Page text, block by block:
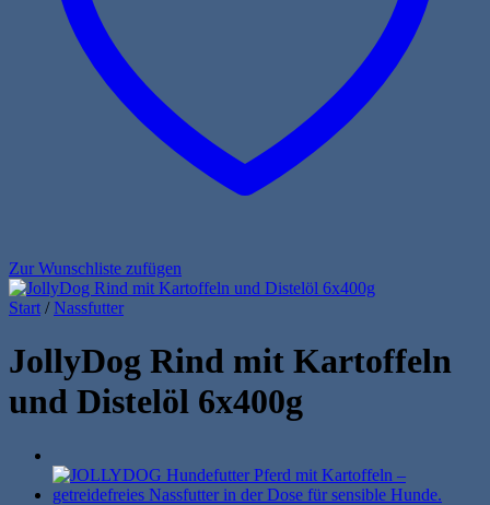
Zur Wunschliste zufügen
Start / Nassfutter
JollyDog Rind mit Kartoffeln
und Distelöl 6x400g